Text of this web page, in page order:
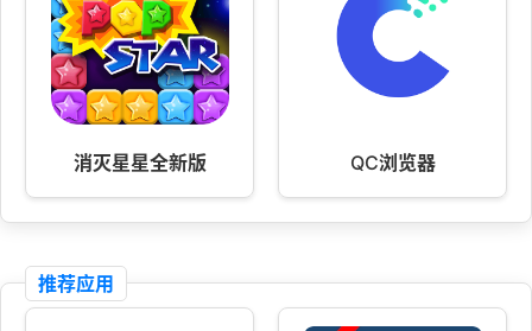
消灭星星全新版 QC浏览器
推荐应用